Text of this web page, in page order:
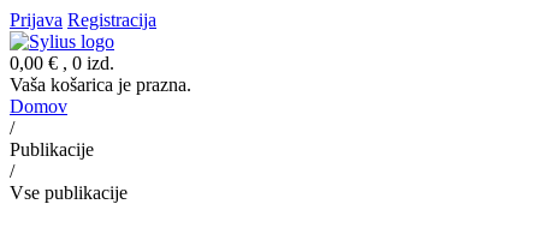
Prijava Registracija
0,00 € , 0 izd.
Vaša košarica je prazna.
Domov
/
Publikacije
/
Vse publikacije